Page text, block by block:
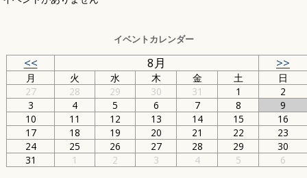
イベントカレンダー
<< 8月 >>
月 火 水 木 金 土
日
27
28 29 30 31 1
2
3
4 5 6 7 8
9
10
11 12 13 14 15
16
17
18 19 20 21 22
23
24
25 26 27 28 29
30
31
1 2 3 4 5 6